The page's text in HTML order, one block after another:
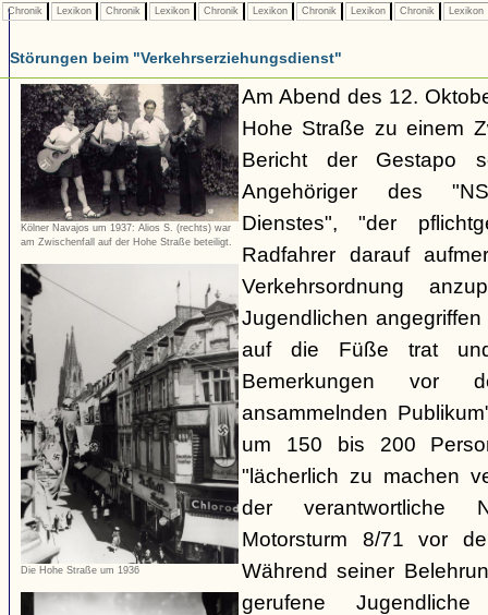
Chronik Lexikon Chronik Lexikon Chronik Lexikon Chronik Lexikon Chronik Lexikon
Störungen beim "Verkehrserziehungsdienst"
Kölner Navajos um 1937: Alios S. (rechts) war
am Zwischenfall auf der Hohe Straße beteiligt.
Die Hohe Straße um 1936
Am Abend des 12.
Hohe Straße zu einem
Bericht der Gestapo
Angehöriger des
Dienstes", "der
Radfahrer darauf
Verkehrsordnung
Jugendlichen
auf die Füße trat und
Bemerkungen vor
ansammelnden
um 150 bis 200
"lächerlich zu machen
der verantwortliche
Motorsturm 8/71 vor
Während seiner
gerufene